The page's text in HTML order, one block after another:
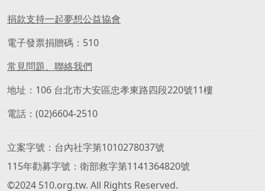
捐款支持一起夢想公益協會
電子發票捐贈碼：510
常見問題、聯絡我們
地址：106 台北市大安區忠孝東路四段220號11樓
電話：(02)6604-2510
立案字號
台內社字第1010278037號
115年勸募字號
衛部救字第1141364820號
©2024 510.org.tw. All Rights Reserved.